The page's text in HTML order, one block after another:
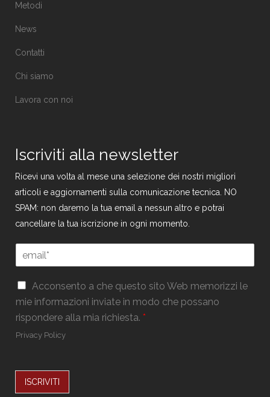
Metodi
News
Contatti
Chi siamo
Lavora con noi
Iscriviti alla newsletter
Ricevi una volta al mese una selezione dei nostri migliori
articoli e aggiornamenti sulla comunicazione tecnica. NO
SPAM: non daremo la tua email a nessun altro e potrai
cancellare la tua iscrizione in ogni momento.
*
G
D
P
R
m
l
*
G
P
R
*
Acconsento a che questo sito Web memorizzi le
mie informazioni inviate in modo che possano
rispondere alla mia richiesta. *
Privacy Policy
ISCRIVITI